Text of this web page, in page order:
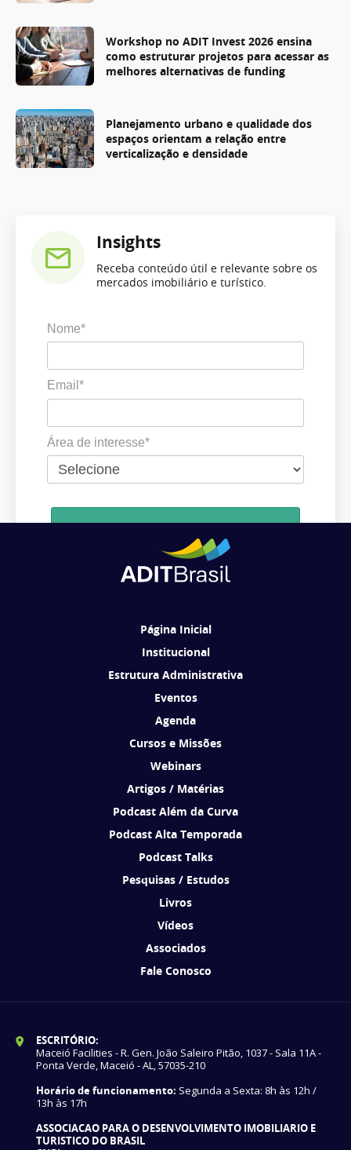
Workshop no ADIT Invest 2026 ensina
como estruturar projetos para acessar as
melhores alternativas de funding
Planejamento urbano e qualidade dos
espaços orientam a relação entre
verticalização e densidade
Insights
Receba conteúdo útil e relevante sobre os
mercados imobiliário e turístico.
Nome*
Email*
Área de interesse*
Ao se cadastrar, você concorda em receber comunicações da ADIT
Página Inicial
Institucional
Estrutura Administrativa
Eventos
Agenda
Cursos e Missões
Webinars
Artigos / Matérias
Podcast Além da Curva
Podcast Alta Temporada
Podcast Talks
Pesquisas / Estudos
Livros
Vídeos
Associados
Fale Conosco
ESCRITÓRIO:
Maceió Facilities - R. Gen. João Saleiro Pitão, 1037 - Sala 11A -
Ponta Verde, Maceió - AL, 57035-210
Horário de funcionamento: Segunda a Sexta: 8h às 12h /
13h às 17h
ASSOCIACAO PARA O DESENVOLVIMENTO IMOBILIARIO E
TURISTICO DO BRASIL